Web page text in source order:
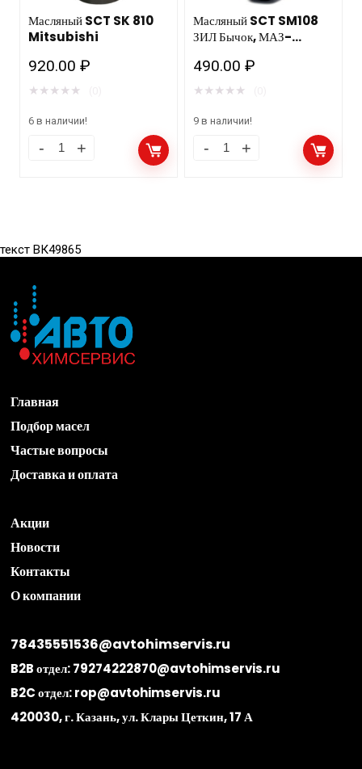
Масляный SCT SK 810
Mitsubishi
920.00₽
★ ★ ★ ★ ★
6 в наличии!
Масляный SCT SM108
ЗИЛ Бычок, МАЗ-
AUDI 32шт
490.00₽
★ ★ ★ ★ ★
9 в наличии!
текст ВК49865
Главная
Подбор масел
Частые вопросы
Доставка и оплата
Акции
Новости
Контакты
О компании
78435551536@avtohimservis.ru
B2B отдел:79274222870@avtohimservis.ru
B2C отдел:rop@avtohimservis.ru
420030, г. Казань, ул. Клары Цеткин, 17 А